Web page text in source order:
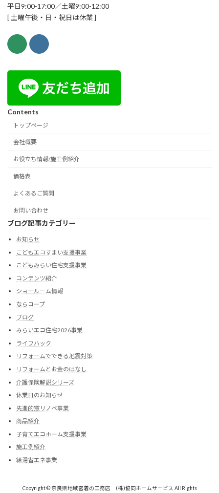
平日9:00-17:00／土曜9:00-12:00
[ 土曜午後・日・祝日は休業 ]
Contents
トップページ
会社概要
お役立ち情報/施工例紹介
価格表
よくあるご質問
お問い合わせ
ブログ記事カテゴリー
お知らせ
こどもエコすまい支援事業
こどもみらい住宅支援事業
コンテンツ紹介
ショールーム情報
ならコープ
ブログ
みらいエコ住宅2026事業
ライフハック
リフォームでできる地震対策
リフォームとお金のはなし
介護保険解説シリーズ
休業日のお知らせ
先進的窓リノベ事業
商品紹介
子育てエコホーム支援事業
施工例紹介
給湯省エネ事業
Copyright © 奈良県地域密着の工務店 (株)協同ホームサービス All Rights